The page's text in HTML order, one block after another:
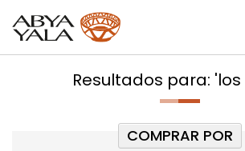
Resultados para:
COMPRAR POR